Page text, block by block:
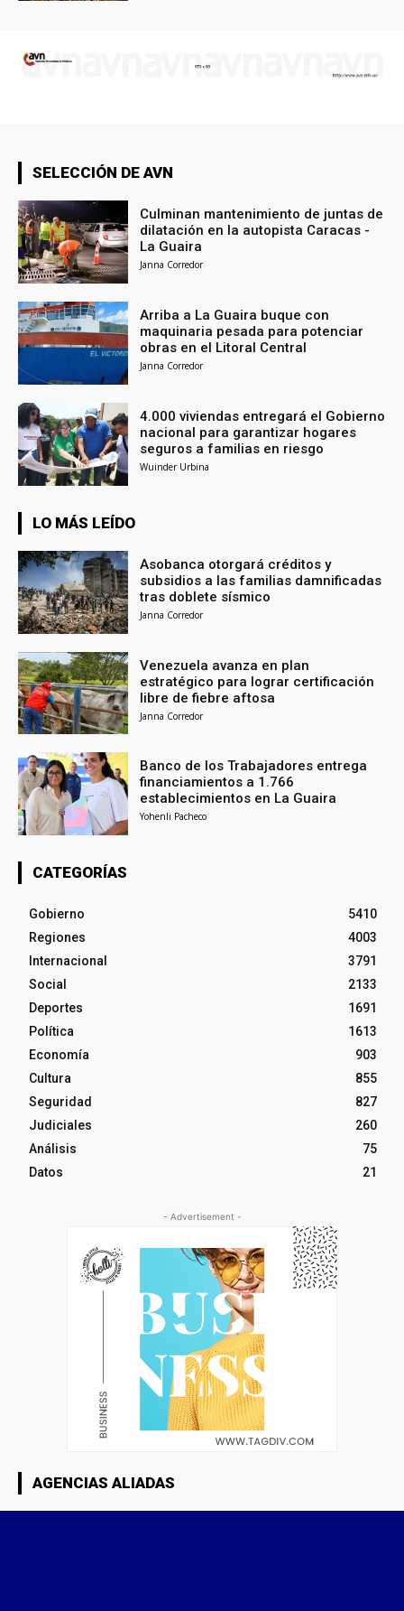
SELECCIÓN DE AVN
Culminan mantenimiento de juntas de
dilatación en la autopista Caracas -
La Guaira
Janna Corredor
Arriba a La Guaira buque con
maquinaria pesada para potenciar
obras en el Litoral Central
Janna Corredor
4.000 viviendas entregará el Gobierno
nacional para garantizar hogares
seguros a familias en riesgo
Wuinder Urbina
LO MÁS LEÍDO
Asobanca otorgará créditos y
subsidios a las familias damnificadas
tras doblete sísmico
Janna Corredor
Venezuela avanza en plan
estratégico para lograr certificación
libre de fiebre aftosa
Janna Corredor
Banco de los Trabajadores entrega
financiamientos a 1.766
establecimientos en La Guaira
Yohenli Pacheco
CATEGORÍAS
Gobierno
5410
Regiones
4003
Internacional
3791
Social
2133
Deportes
1691
Política
1613
Economía
903
Cultura
855
Seguridad
827
Judiciales
260
Análisis
75
Datos
21
- Advertisement -
AGENCIAS ALIADAS